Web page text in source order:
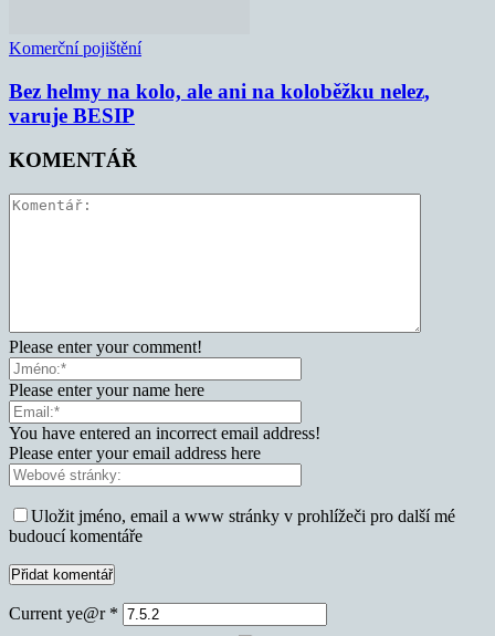
Komerční pojištění
Bez helmy na kolo, ale ani na koloběžku nelez,
varuje BESIP
KOMENTÁŘ
Please enter your comment!
Please enter your name here
You have entered an incorrect email address!
Please enter your email address here
Uložit jméno, email a www stránky v prohlížeči pro další mé
budoucí komentáře
Current ye@r *